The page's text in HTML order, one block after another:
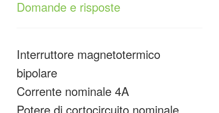
Domande e risposte
Interruttore magnetotermico
bipolare
Corrente nominale 4A
Potere di cortocircuito nominale